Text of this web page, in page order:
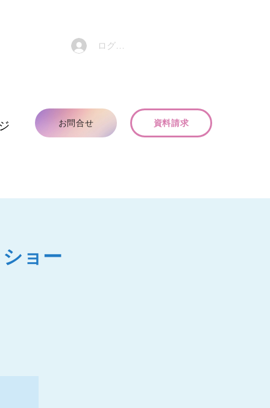
ログイン
お問合せ 資料請求
ョー